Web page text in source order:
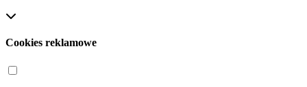
Cookies reklamowe